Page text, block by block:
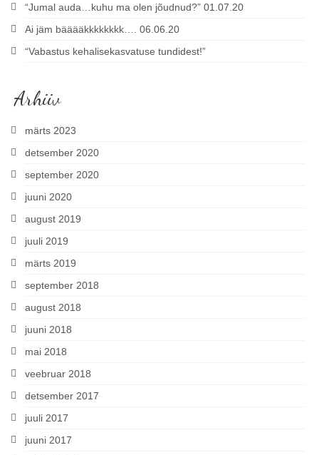
“Jumal auda…kuhu ma olen jõudnud?” 01.07.20
Ai jäm bääääkkkkkkkk…. 06.06.20
“Vabastus kehalisekasvatuse tundidest!”
Arhiiv
märts 2023
detsember 2020
september 2020
juuni 2020
august 2019
juuli 2019
märts 2019
september 2018
august 2018
juuni 2018
mai 2018
veebruar 2018
detsember 2017
juuli 2017
juuni 2017